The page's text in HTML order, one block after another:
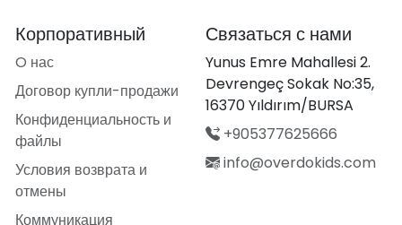
Корпоративный
O нас
Договор купли-продажи
Конфиденциальность и
файлы
Условия возврата и
отмены
Коммуникация
Связаться с нами
Yunus Emre Mahallesi 2.
Devrengeç Sokak No:35,
16370 Yıldırım/BURSA
+905377625666
info@overdokids.com